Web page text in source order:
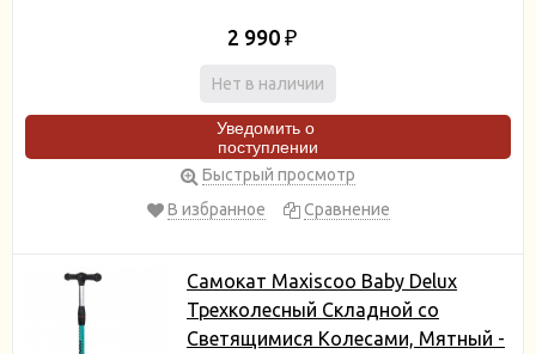
2 990 ₽
Нет в наличии
Уведомить о
поступлении
Быстрый просмотр
В избранное
Сравнение
Самокат Maxiscoo Baby Delux
Трехколесный Складной со
Светящимися Колесами, Мятный -